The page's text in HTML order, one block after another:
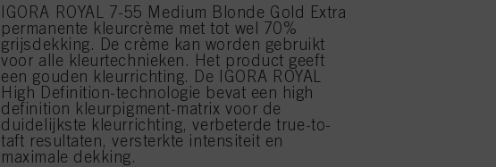
IGORA ROYAL 7-55 Medium Blonde Gold Extra
permanente kleurcrème met tot wel 70%
grijsdekking. De crème kan worden gebruikt
voor alle kleurtechnieken. Het product geeft
een gouden kleurrichting. De IGORA ROYAL
High Definition-technologie bevat een high
definition kleurpigment-matrix voor de
duidelijkste kleurrichting, verbeterde true-to-
taft resultaten, versterkte intensiteit en
maximale dekking.